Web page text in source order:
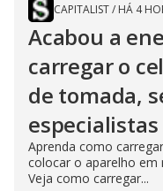
CAPITALIST/ HÁ 4
Acabou a
carregar o
de tomada,
especialistas
Aprenda como
colocar o aparelho em
Veja como carregar...